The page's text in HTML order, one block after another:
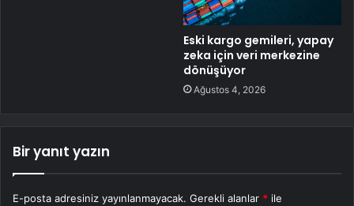
Eski kargo gemileri, yapay
zeka için veri merkezine
dönüşüyor
Ağustos 4, 2026
Bir yanıt yazın
E-posta adresiniz yayınlanmayacak. Gerekli alanlar * ile